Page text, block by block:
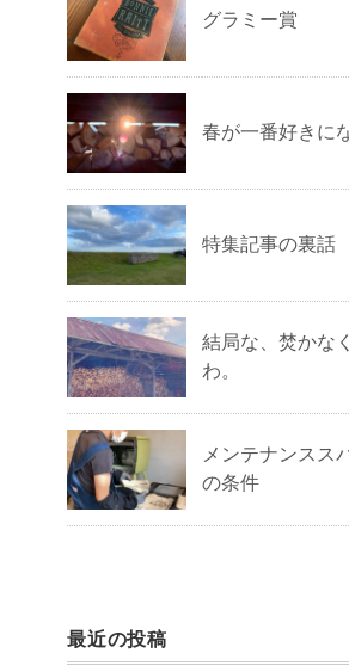
グラミー賞
春が一番好きに
特集記事の裏話
結局な、焚かな
わ。
メンテナンスス
の条件
最近の投稿